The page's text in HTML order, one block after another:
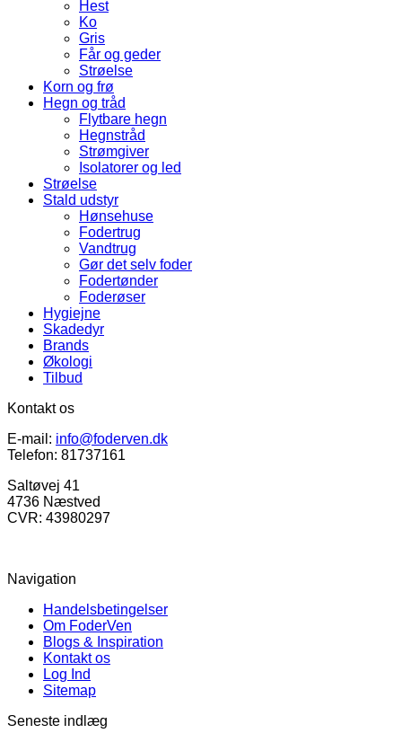
Hest
Ko
Gris
Får og geder
Strøelse
Korn og frø
Hegn og tråd
Flytbare hegn
Hegnstråd
Strømgiver
Isolatorer og led
Strøelse
Stald udstyr
Hønsehuse
Fodertrug
Vandtrug
Gør det selv foder
Fodertønder
Foderøser
Hygiejne
Skadedyr
Brands
Økologi
Tilbud
Kontakt os
E-mail: info@foderven.dk
Telefon: 81737161
Saltøvej 41
4736 Næstved
CVR: 43980297
Navigation
Handelsbetingelser
Om FoderVen
Blogs & Inspiration
Kontakt os
Log Ind
Sitemap
Seneste indlæg